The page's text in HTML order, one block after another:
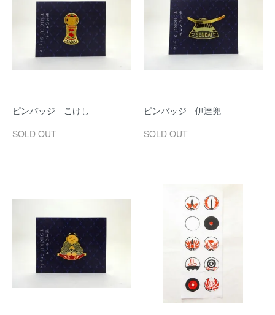
ピンバッジ こけし
SOLD OUT
ピンバッジ 伊達兜
SOLD OUT